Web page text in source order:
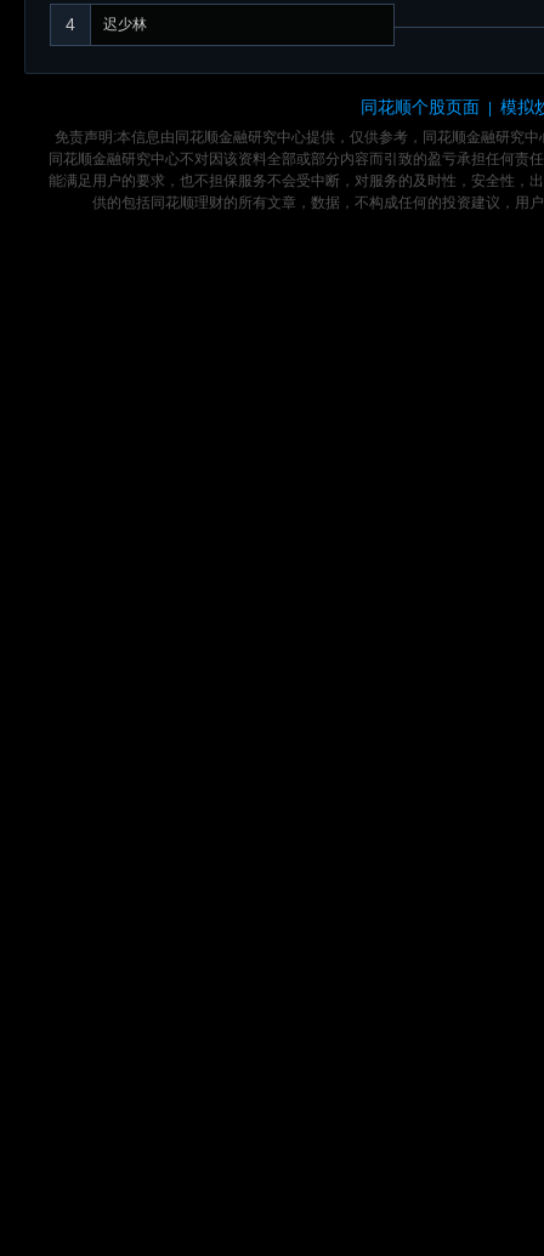
4 迟少林
同花顺个股页面 模拟
免责声明:本信息由同花顺金融研究中心提供，仅供参考，同花顺金融研究
同花顺金融研究中心不对因该资料全部或部分内容而引致的盈亏承担任何
能满足用户的要求，也不担保服务不会受中断，对服务的及时性，安全性，
供的包括同花顺理财的所有文章，数据，不构成任何的投资建议，用